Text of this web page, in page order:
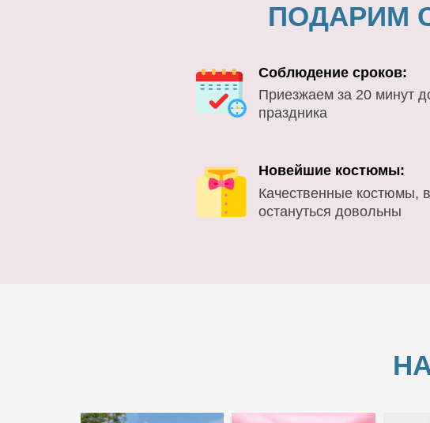
ПОДАРИМ
Соблюдение сроков:
Приезжаем за 20 минут
праздника
Новейшие костюмы:
Качественные костюмы,
остануться довольны